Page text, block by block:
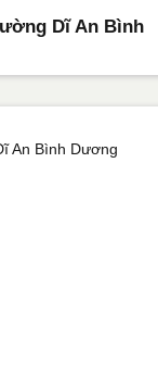
Dĩ An Bình